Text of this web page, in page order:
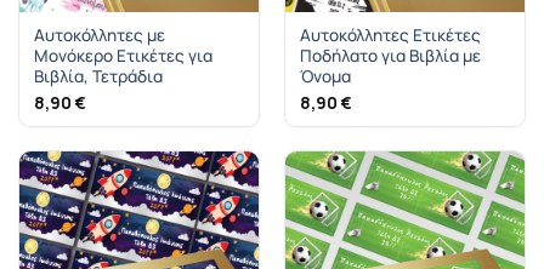
Αυτοκόλλητες με
Μονόκερο Ετικέτες για
Βιβλία, Τετράδια
8,90 €
Αυτοκόλλητες Ετικέτες
Ποδήλατο για Βιβλία με
Όνομα
8,90 €